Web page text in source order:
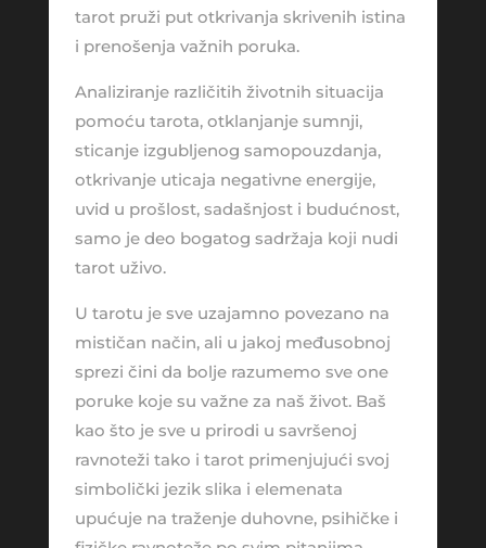
tarot pruži put otkrivanja skrivenih istina
i prenošenja važnih poruka.
Analiziranje različitih životnih situacija
pomoću tarota, otklanjanje sumnji,
sticanje izgubljenog samopouzdanja,
otkrivanje uticaja negativne energije,
uvid u prošlost, sadašnjost i budućnost,
samo je deo bogatog sadržaja koji nudi
tarot uživo.
U tarotu je sve uzajamno povezano na
mističan način, ali u jakoj međusobnoj
sprezi čini da bolje razumemo sve one
poruke koje su važne za naš život. Baš
kao što je sve u prirodi u savršenoj
ravnoteži tako i tarot primenjujući svoj
simbolički jezik slika i elemenata
upućuje na traženje duhovne, psihičke i